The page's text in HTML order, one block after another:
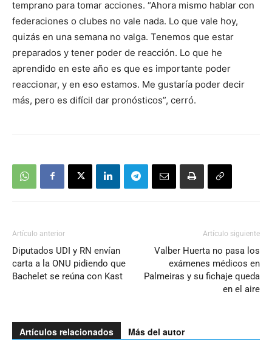
temprano para tomar acciones. “Ahora mismo hablar con
federaciones o clubes no vale nada. Lo que vale hoy,
quizás en una semana no valga. Tenemos que estar
preparados y tener poder de reacción. Lo que he
aprendido en este año es que es importante poder
reaccionar, y en eso estamos. Me gustaría poder decir
más, pero es difícil dar pronósticos”, cerró.
Artículo anterior
Diputados UDI y RN envían
carta a la ONU pidiendo que
Bachelet se reúna con Kast
Artículo siguiente
Valber Huerta no pasa los
exámenes médicos en
Palmeiras y su fichaje queda
en el aire
Artículos relacionados Más del autor